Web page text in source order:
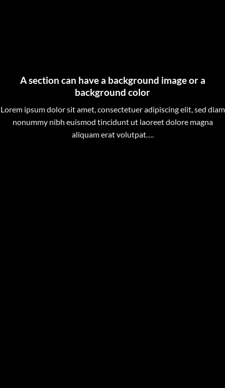
A section can have a background image or a
background color
Lorem ipsum dolor sit amet, consectetuer adipiscing elit, sed diam
nonummy nibh euismod tincidunt ut laoreet dolore magna
aliquam erat volutpat….